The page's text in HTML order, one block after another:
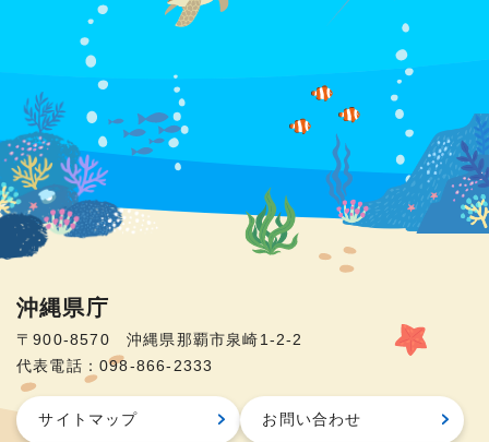
沖縄県庁
〒900-8570 沖縄県那覇市泉崎1-2-2
代表電話：098-866-2333
サイトマップ お問い合わせ